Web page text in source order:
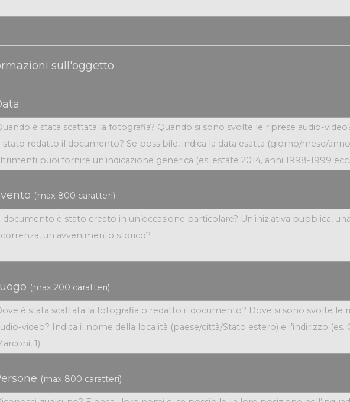
sull'oggetto
(max 800 caratteri)
(max 200 caratteri)
(max 800 caratteri)